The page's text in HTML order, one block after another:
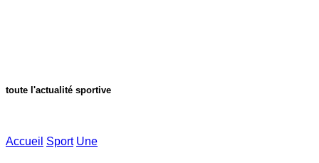
toute l'actualité sportive
Accueil Sport Une